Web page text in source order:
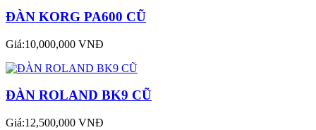
ĐÀN KORG PA600 CŨ
Giá:10,000,000 VNĐ
ĐÀN ROLAND BK9 CŨ
Giá:12,500,000 VNĐ